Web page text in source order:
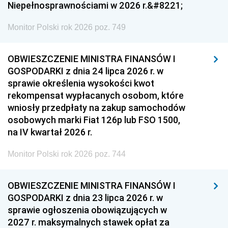
Niepełnosprawnościami w 2026 r.&#8221;
Monitor Polski rok 2026 poz. 749
OBWIESZCZENIE MINISTRA FINANSÓW I
GOSPODARKI z dnia 24 lipca 2026 r. w
sprawie określenia wysokości kwot
rekompensat wypłacanych osobom, które
wniosły przedpłaty na zakup samochodów
osobowych marki Fiat 126p lub FSO 1500,
na IV kwartał 2026 r.
Monitor Polski rok 2026 poz. 744
OBWIESZCZENIE MINISTRA FINANSÓW I
GOSPODARKI z dnia 23 lipca 2026 r. w
sprawie ogłoszenia obowiązujących w
2027 r. maksymalnych stawek opłat za